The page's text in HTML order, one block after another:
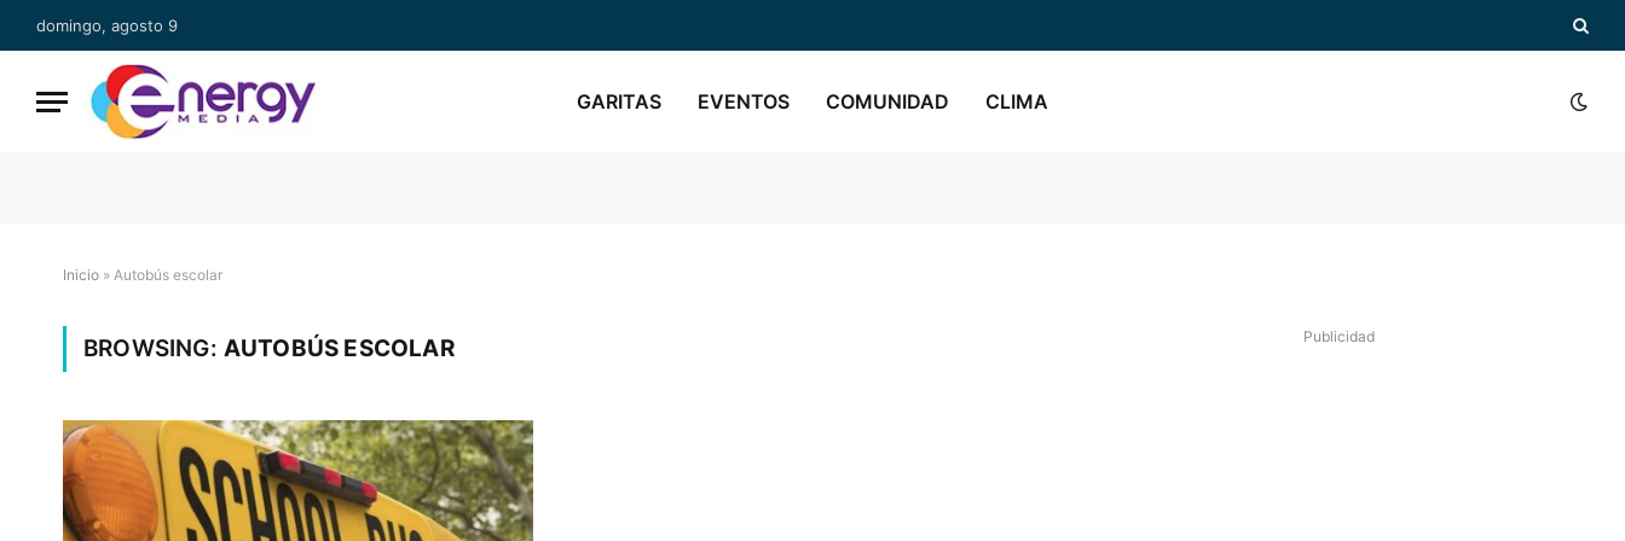
domingo, agosto 9
GARITAS EVENTOS COMUNIDAD CLIMA
Inicio » Autobús escolar
BROWSING: AUTOBÚS ESCOLAR Publicidad